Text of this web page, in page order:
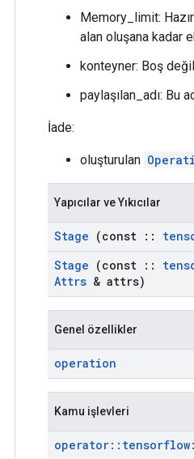
Memory_limit:
alan oluşana kadar
konteyner: Boş
paylaşılan_adı: Bu
İade:
oluşturulan
Yapıcılar ve Yıkıcılar
Stage (const ::
Stage (const ::
Attrs & attrs)
Genel özellikler
operation
Kamu işlevleri
operator:: tensorflow